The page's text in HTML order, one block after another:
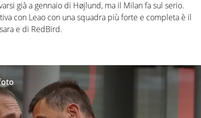
già a gennaio di Højlund, ma il Milan fa sul serio.
con Leao con una squadra più forte e completa è il
e di RedBird.